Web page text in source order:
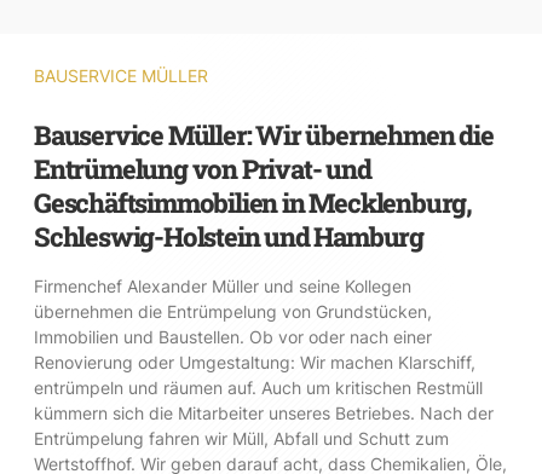
BAUSERVICE MÜLLER
Bauservice Müller: Wir übernehmen die
Entrümelung von Privat- und
Geschäftsimmobilien in Mecklenburg,
Schleswig-Holstein und Hamburg
Firmenchef Alexander Müller und seine Kollegen
übernehmen die Entrümpelung von Grundstücken,
Immobilien und Baustellen. Ob vor oder nach einer
Renovierung oder Umgestaltung: Wir machen Klarschiff,
entrümpeln und räumen auf. Auch um kritischen Restmüll
kümmern sich die Mitarbeiter unseres Betriebes. Nach der
Entrümpelung fahren wir Müll, Abfall und Schutt zum
Wertstoffhof. Wir geben darauf acht, dass Chemikalien, Öle,